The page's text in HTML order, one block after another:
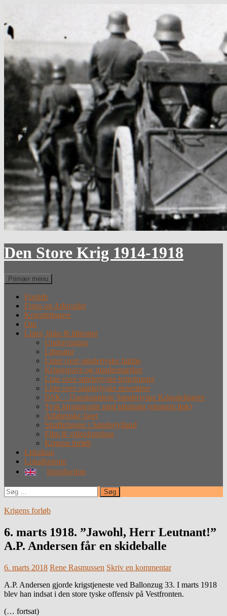
indhold
Den Store Krig 1914-1918
Søg
Primær menu
Forside
Fotos og Arkivalier
Krigsdeltagere
Om
Lister, links & litteratur
Undervisning
Litteratur
Lister over sønderjyske faldne
Krigergrave og mindesmærker
Liste over sønderjyske krigsfanger
Liste over sønderjyske desertører
DSK – Dansksindede Sønderjyske Krigsdeltagere
Tysk hjemmeside med tabslister (eksternt link)
Alfabetiske lister
Straffefanger i Sønderjylland
Film & videoforedrag
Krigens forløb
Leksikon
Lokalhistorie
Introduction
Søg
efter:
Krigens forløb
6. marts 1918. ”Jawohl, Herr Leutnant!”
A.P. Andersen får en skideballe
6. marts 2018 Rene Rasmussen Skriv en kommentar
A.P. Andersen gjorde krigstjeneste ved Ballonzug 33. I marts 1918
blev han indsat i den store tyske offensiv på Vestfronten.
(… fortsat)